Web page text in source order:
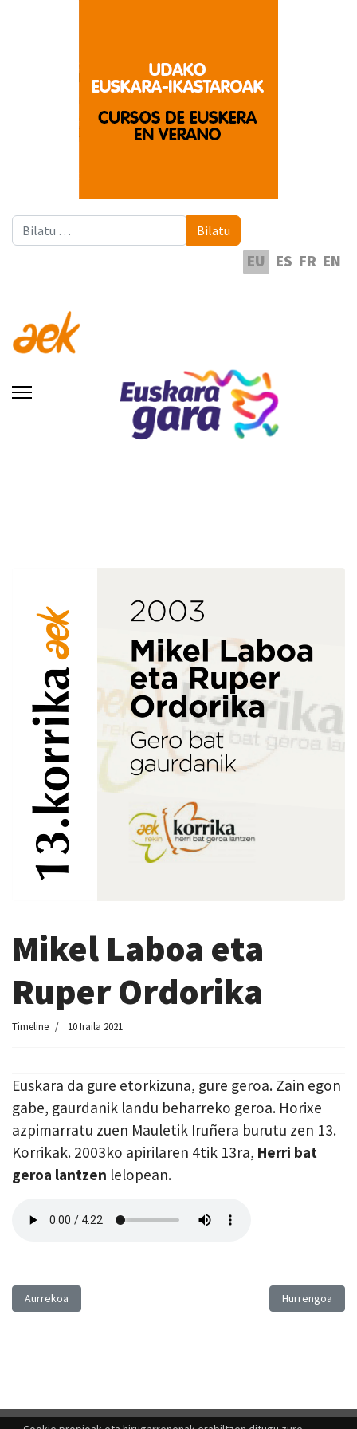
Bilatu Bilatu
EU ES FR EN
Mikel Laboa eta
Ruper Ordorika
Timeline 10 Iraila 2021
Euskara da gure etorkizuna, gure geroa. Zain egon
gabe, gaurdanik landu beharreko geroa. Horixe
azpimarratu zuen Mauletik Iruñera burutu zen 13.
Korrikak. 2003ko apirilaren 4tik 13ra, Herri bat
geroa lantzen lelopean.
Aurreko artikulua: Afrika Bibang
Aurrekoa Hurrengo
Hurrengoa